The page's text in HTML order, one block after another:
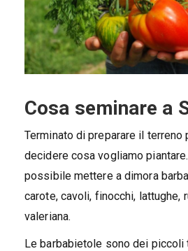
Cosa seminare a
Terminato di preparare il terreno
decidere cosa vogliamo
possibile mettere a dimora
carote, cavoli, finocchi, lattughe,
valeriana.
Le barbabietole sono dei piccoli